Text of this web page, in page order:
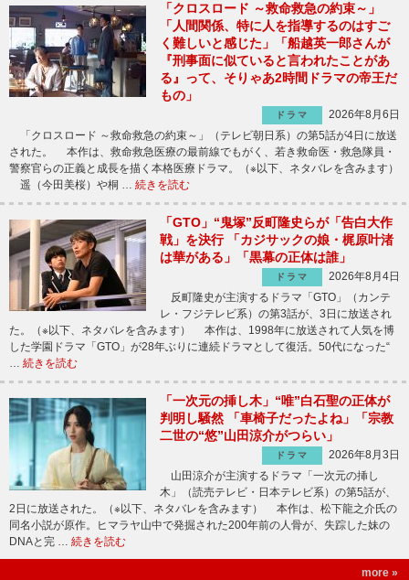
「クロスロード ～救命救急の約束～」
「人間関係、特に人を指導するのはすご
く難しいと感じた」「船越英一郎さんが
『刑事面に似ていると言われたことがあ
る』って、そりゃあ2時間ドラマの帝王だ
もの」
ドラマ
2026年8月6日
「クロスロード ～救命救急の約束～」（テレビ朝日系）の第5話が4日に放送
された。 本作は、救命救急医療の最前線でもがく、若き救命医・救急隊員・
警察官らの正義と成長を描く本格医療ドラマ。（※以下、ネタバレを含みます）
遥（今田美桜）や桐 … 続きを読む
「GTO」“鬼塚”反町隆史らが「告白大作
戦」を決行 「カジサックの娘・梶原叶渚
は華がある」「黒幕の正体は誰」
ドラマ
2026年8月4日
反町隆史が主演するドラマ「GTO」（カンテ
レ・フジテレビ系）の第3話が、3日に放送され
た。（※以下、ネタバレを含みます） 本作は、1998年に放送されて人気を博
した学園ドラマ「GTO」が28年ぶりに連続ドラマとして復活。50代になった“
… 続きを読む
「一次元の挿し木」“唯”白石聖の正体が
判明し騒然 「車椅子だったよね」「宗教
二世の“悠”山田涼介がつらい」
ドラマ
2026年8月3日
山田涼介が主演するドラマ「一次元の挿し
木」（読売テレビ・日本テレビ系）の第5話が、
2日に放送された。（※以下、ネタバレを含みます） 本作は、松下龍之介氏の
同名小説が原作。ヒマラヤ山中で発掘された200年前の人骨が、失踪した妹の
DNAと完 … 続きを読む
more »